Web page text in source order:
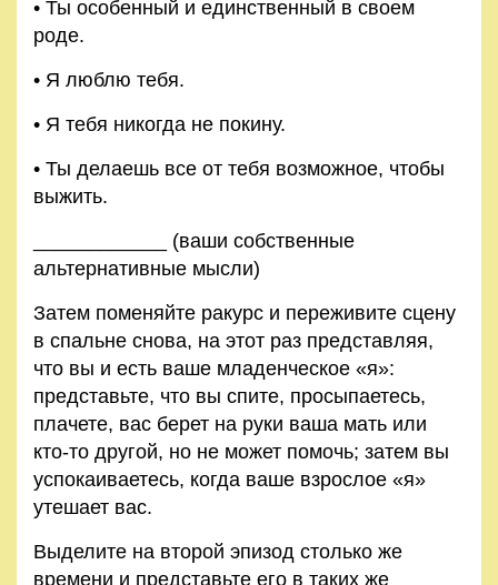
• Ты особенный и единственный в своем
роде.
• Я люблю тебя.
• Я тебя никогда не покину.
• Ты делаешь все от тебя возможное, чтобы
выжить.
____________ (ваши собственные
альтернативные мысли)
Затем поменяйте ракурс и переживите сцену
в спальне снова, на этот раз представляя,
что вы и есть ваше младен­ческое «я»:
представьте, что вы спите, просыпаетесь,
плачете, вас берет на руки ваша мать или
кто-то другой, но не может помочь; затем вы
успокаиваетесь, когда ваше взрослое «я»
утешает вас.
Выделите на второй эпизод столько же
времени и пред­ставьте его в таких же